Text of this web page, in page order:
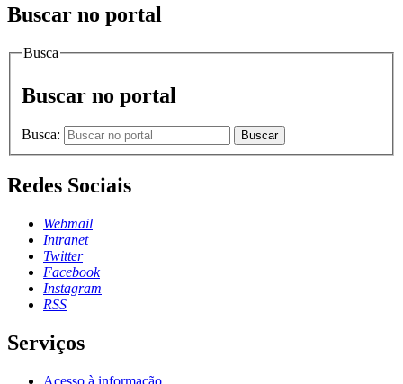
Buscar no portal
Busca
Buscar no portal
Busca: Buscar
Redes Sociais
Webmail
Intranet
Twitter
Facebook
Instagram
RSS
Serviços
Acesso à informação